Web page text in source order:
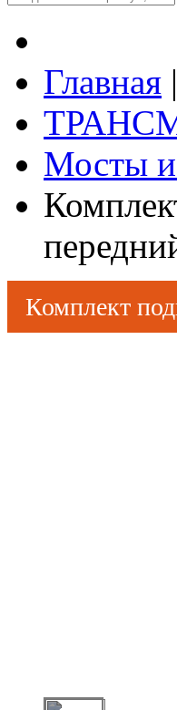
Главная |
Мосты и
Комплект
Touch